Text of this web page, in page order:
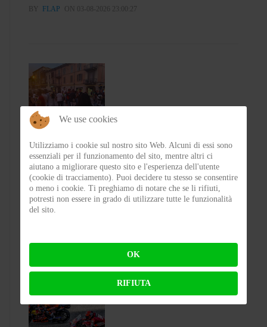
BY FLAP ON 03-08-2026 23:00:27
CASTELLEONE 2 WHEELS NIGHT -
Una notte d’estate, il cuore del borgo e una
passione capace di unire
We use cookies
Utilizziamo i cookie sul nostro sito Web. Alcuni di essi sono
essenziali per il funzionamento del sito, mentre altri ci
aiutano a migliorare questo sito e l'esperienza dell'utente
(cookie di tracciamento). Puoi decidere tu stesso se consentire
o meno i cookie. Ti preghiamo di notare che se li rifiuti,
potresti non essere in grado di utilizzare tutte le funzionalità
del sito.
OK
RIFIUTA